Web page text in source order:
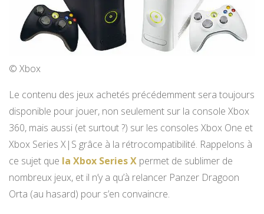
© Xbox
Le contenu des jeux achetés précédemment sera toujours
disponible pour jouer, non seulement sur la console Xbox
360, mais aussi (et surtout ?) sur les consoles Xbox One et
Xbox Series X|S grâce à la rétrocompatibilité. Rappelons à
ce sujet que la Xbox Series X permet de sublimer de
nombreux jeux, et il n’y a qu’à relancer Panzer Dragoon
Orta (au hasard) pour s’en convaincre.